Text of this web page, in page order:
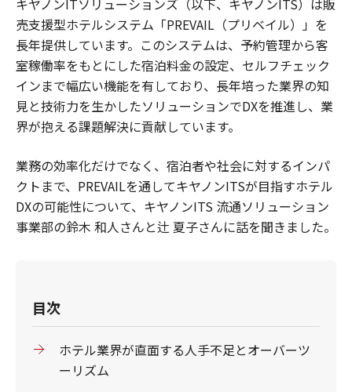
キヤノンITソリューションズ（以下、キヤノンITS）は販
売支援型ホテルシステム「PREVAIL（プリベイル）」を
長年提供しています。このシステムは、予約管理から客
室稼働率をもとにした宿泊料金の設定、セルフチェック
インまで幅広い機能を有しており、長年培った業界の知
見と技術力を生かしたソリューションでDXを推進し、業
界が抱える課題解決に貢献しています。
業務の効率化だけでなく、宿泊者や社会に対するインパ
クトまで、PREVAILを通してキヤノンITSが目指すホテル
DXの可能性について、キヤノンITS 流通ソリューション
事業部の鈴木 和人さんと辻 夏子さんに話を聞きました。
目次
ホテル業界が直面する人手不足とオーバーツ
ーリズム